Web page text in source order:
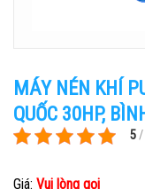
MÁY NÉN KHÍ
QUỐC 30HP,
5/
Giá: Vui lòng gọi